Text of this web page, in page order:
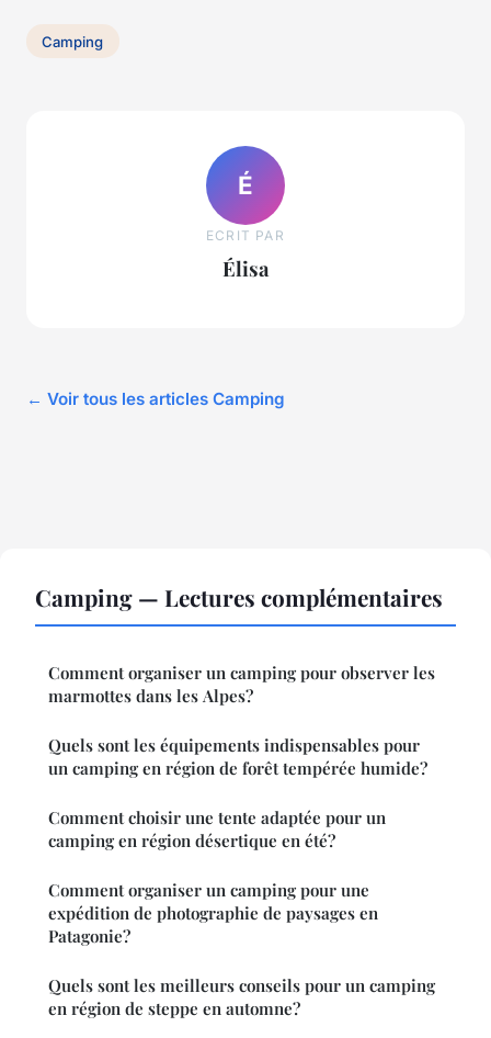
Camping
É
ECRIT PAR
Élisa
← Voir tous les articles Camping
Camping — Lectures complémentaires
Comment organiser un camping pour observer les
marmottes dans les Alpes?
Quels sont les équipements indispensables pour
un camping en région de forêt tempérée humide?
Comment choisir une tente adaptée pour un
camping en région désertique en été?
Comment organiser un camping pour une
expédition de photographie de paysages en
Patagonie?
Quels sont les meilleurs conseils pour un camping
en région de steppe en automne?